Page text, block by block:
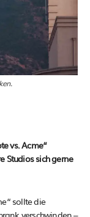
vs. Acme“
Studios sich gerne
sollte die